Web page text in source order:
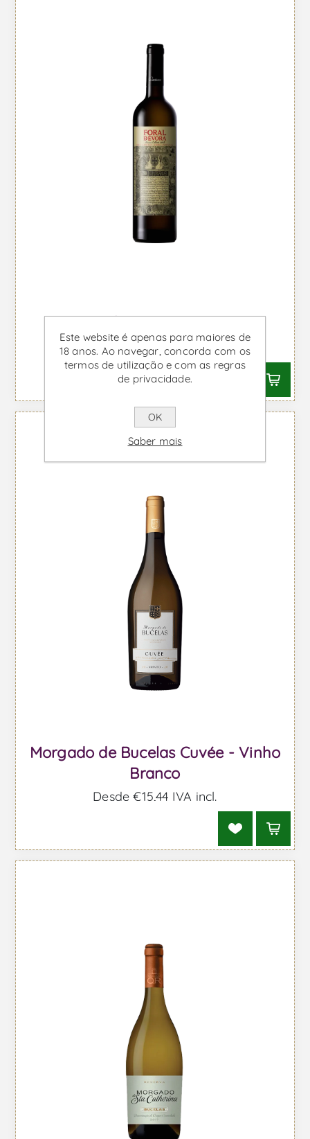
Desde €12,16 IVA incl.
Morgado de Bucelas Cuvée - Vinho
Branco
Desde €15,44 IVA incl.
Este website é apenas para maiores de
18 anos. Ao navegar, concorda com os
termos de utilização e com as regras
de privacidade.
OK
Saber mais